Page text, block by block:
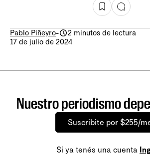
Pablo Piñeyro-
2 minutos de lectura
17 de julio de 2024
Nuestro periodismo
Suscribite por $255/
Si ya tenés una cuenta